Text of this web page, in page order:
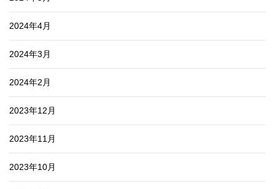
2024年4月
2024年3月
2024年2月
2023年12月
2023年11月
2023年10月